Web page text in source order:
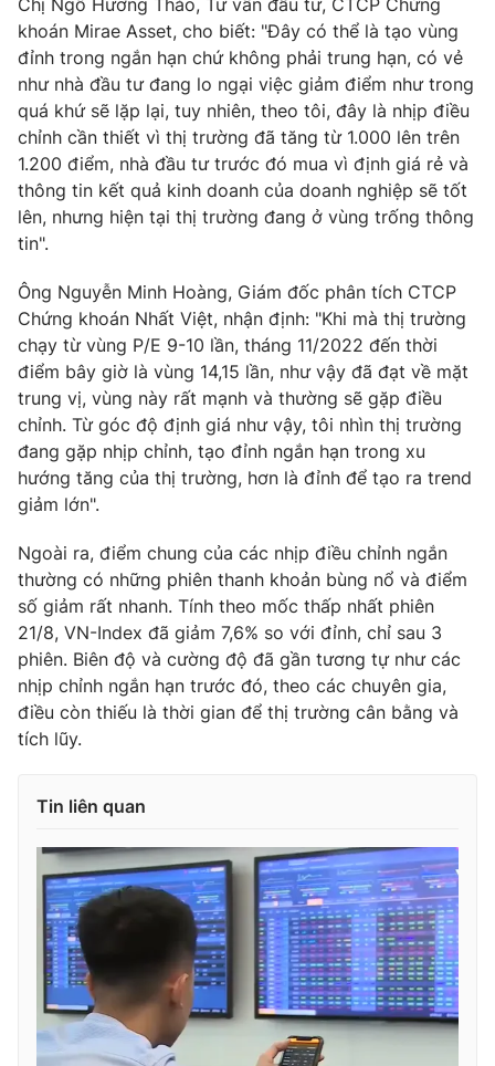
Chuyên mục khác
Emagazine Podcast
Photo Infographic
Video Shorts video
VTV Money
VTV Sức khoẻ Bất động sản
Thị trường 24h Tấm lòng Việt
VTV4 Vươn mình bằng AI
VTV9
Liên hệ tòa soạn English
THỜI BÁO VTV
Cơ quan chủ quản:Đài Truyền hình Việt Nam
Cơ quan báo chí:Thời báo VTV
Giấy phép hoạt động báo in và báo điện tử số 483/GP-BTTTT
cấp ngày 29/12/2023
Tổng Biên tập:
Vũ Thanh Thủy
Phó Tổng Biên tập:
Nguyễn Thị Mỹ Hạnh, Phạm Quốc Thắng,
Nguyễn Trọng Ninh
Tổng đài VTV: 024.38 355 931 - 024.38 355 932
Chị Ngô Hương Thảo, Tư vấn đầu tư, CTCP Chứng
khoán Mirae Asset, cho biết: "Đây có thể là tạo vùng
đỉnh trong ngắn hạn chứ không phải trung hạn, có vẻ
như nhà đầu tư đang lo ngại việc giảm điểm như trong
quá khứ sẽ lặp lại, tuy nhiên, theo tôi, đây là nhịp điều
chỉnh cần thiết vì thị trường đã tăng từ 1.000 lên trên
1.200 điểm, nhà đầu tư trước đó mua vì định giá rẻ và
thông tin kết quả kinh doanh của doanh nghiệp sẽ tốt
lên, nhưng hiện tại thị trường đang ở vùng trống thông
tin".
Ông Nguyễn Minh Hoàng, Giám đốc phân tích CTCP
Chứng khoán Nhất Việt, nhận định: "Khi mà thị trường
chạy từ vùng P/E 9-10 lần, tháng 11/2022 đến thời
điểm bây giờ là vùng 14,15 lần, như vậy đã đạt về mặt
trung vị, vùng này rất mạnh và thường sẽ gặp điều
chỉnh. Từ góc độ định giá như vậy, tôi nhìn thị trường
đang gặp nhịp chỉnh, tạo đỉnh ngắn hạn trong xu
hướng tăng của thị trường, hơn là đỉnh để tạo ra trend
giảm lớn".
Ngoài ra, điểm chung của các nhịp điều chỉnh ngắn
thường có những phiên thanh khoản bùng nổ và điểm
số giảm rất nhanh. Tính theo mốc thấp nhất phiên
21/8, VN-Index đã giảm 7,6% so với đỉnh, chỉ sau 3
phiên. Biên độ và cường độ đã gần tương tự như các
nhịp chỉnh ngắn hạn trước đó, theo các chuyên gia,
điều còn thiếu là thời gian để thị trường cân bằng và
tích lũy.
Tin liên quan